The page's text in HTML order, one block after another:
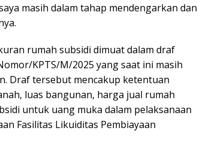
masih dalam tahap mendengarkan dan
rumah subsidi dimuat dalam draf
KPTS/M/2025 yang saat ini masih
Draf tersebut mencakup ketentuan
luas bangunan, harga jual rumah
untuk uang muka dalam pelaksanaan
Fasilitas Likuiditas Pembiayaan